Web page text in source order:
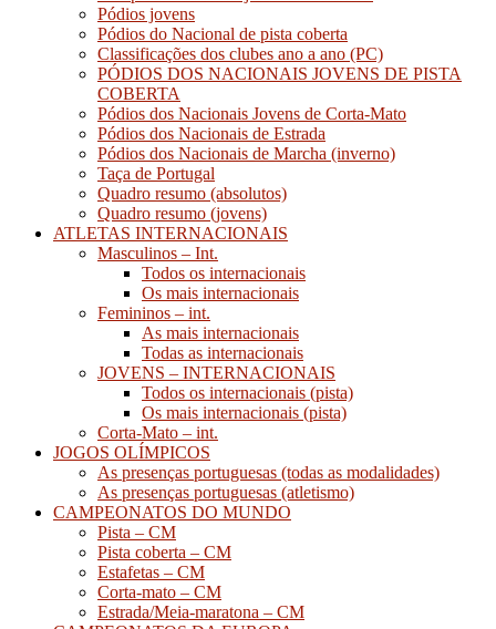
Pódios jovens
Pódios do Nacional de pista coberta
Classificações dos clubes ano a ano (PC)
PÓDIOS DOS NACIONAIS JOVENS DE PISTA
COBERTA
Pódios dos Nacionais Jovens de Corta-Mato
Pódios dos Nacionais de Estrada
Pódios dos Nacionais de Marcha (inverno)
Taça de Portugal
Quadro resumo (absolutos)
Quadro resumo (jovens)
ATLETAS INTERNACIONAIS
Masculinos – Int.
Todos os internacionais
Os mais internacionais
Femininos – int.
As mais internacionais
Todas as internacionais
JOVENS – INTERNACIONAIS
Todos os internacionais (pista)
Os mais internacionais (pista)
Corta-Mato – int.
JOGOS OLÍMPICOS
As presenças portuguesas (todas as modalidades)
As presenças portuguesas (atletismo)
CAMPEONATOS DO MUNDO
Pista – CM
Pista coberta – CM
Estafetas – CM
Corta-mato – CM
Estrada/Meia-maratona – CM